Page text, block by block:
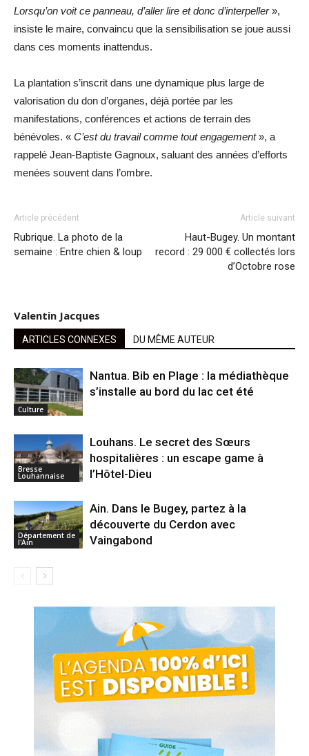
Lorsqu’on voit ce panneau, d’aller lire et donc d’interpeller»,
insiste le maire, convaincu que la sensibilisation se joue aussi
dans ces moments inattendus.
La plantation s’inscrit dans une dynamique plus large de
valorisation du don d’organes, déjà portée par les
manifestations, conférences et actions de terrain des
bénévoles. « C’est du travail comme tout engagement», a
rappelé Jean-Baptiste Gagnoux, saluant des années d’efforts
menées souvent dans l’ombre.
Article précédent
Rubrique. La photo de la
semaine : Entre chien & loup
Article suivant
Haut-Bugey. Un montant
record : 29 000 € collectés lors
d’Octobre rose
Valentin Jacques
ARTICLES CONNEXES DU MÊME AUTEUR
Culture
Nantua. Bib en Plage : la médiathèque
s’installe au bord du lac cet été
Bresse
Louhannaise
Louhans. Le secret des Sœurs
hospitalières : un escape game à
l’Hôtel-Dieu
Département de
l'Ain
Ain. Dans le Bugey, partez à la
découverte du Cerdon avec
Vaingabond